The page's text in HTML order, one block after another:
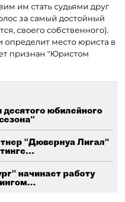
им стать судьями друг
за самый достойный
своего собственного).
определит место юриста в
признан "Юристом
юбилейного
"Дювернуа Лигал"
начинает работу